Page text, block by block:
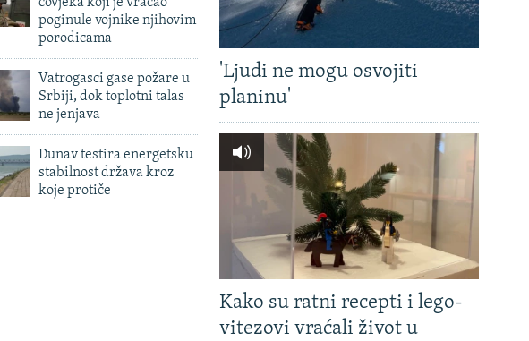
poginule vojnike njihovim
porodicama
Vatrogasci gase požare u
Srbiji, dok toplotni talas
ne jenjava
Dunav testira energetsku
stabilnost država kroz
koje protiče
'Ljudi ne mogu osvojiti
planinu'
Kako su ratni recepti i lego-
vitezovi vraćali život u